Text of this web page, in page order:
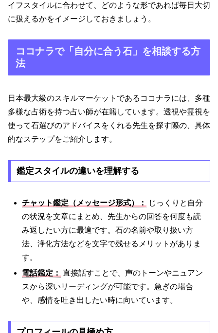
イフスタイルに合わせて、どのような形であれば毎日大切
に扱えるかをイメージしておきましょう。
ココナラで「自分に合う石」を相談する方
法
日本最大級のスキルマーケットであるココナラには、多種
多様な占術を持つ占い師が在籍しています。透視や霊視を
使って石選びのアドバイスをくれる先生を探す際の、具体
的なステップをご紹介します。
鑑定スタイルの違いを理解する
チャット鑑定（メッセージ形式）：
じっくりと自分
の状況を文章にまとめ、先生からの回答を何度も読
み返したい方に最適です。石の名前や取り扱い方
法、浄化方法などを文字で残せるメリットがありま
す。
電話鑑定： 直接話すことで、声のトーンやニュアン
スから深いリーディングが可能です。急ぎの場合
や、感情を吐き出したい時に向いています。